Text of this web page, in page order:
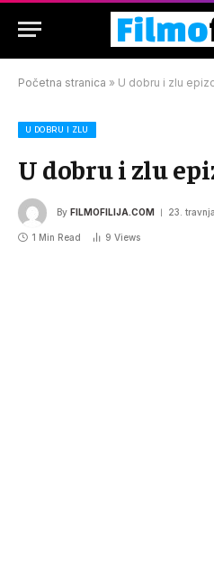
Početna stranica » U dobru i zlu
U DOBRU I ZLU
U dobru i zlu
By FILMOFILIJA.COM 23.
1 Min Read 9 Views